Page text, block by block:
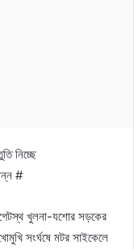
নিচ্ছে
#
খুলনা-যশোর সড়কের
সংর্ঘষে মটর সাইকেলে